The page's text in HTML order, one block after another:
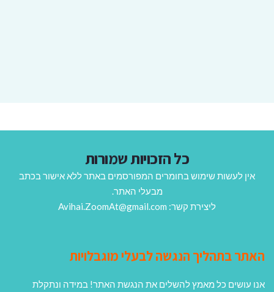
כל הזכויות שמורות
אין לעשות שימוש בחומרים המפורסמים באתר ללא אישור בכתב
מבעלי האתר.
ליצירת קשר: Avihai.ZoomAt@gmail.com
האתר בתהליך הנגשה לבעלי מוגבלויות
אנו עושים כל מאמץ להשלים את הנגשת האתר! במידה ונתקלת